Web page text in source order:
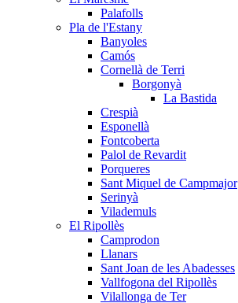
Palafolls
Pla de l'Estany
Banyoles
Camós
Cornellà de Terri
Borgonyà
La Bastida
Crespià
Esponellà
Fontcoberta
Palol de Revardit
Porqueres
Sant Miquel de Campmajor
Serinyà
Vilademuls
El Ripollès
Camprodon
Llanars
Sant Joan de les Abadesses
Vallfogona del Ripollès
Vilallonga de Ter